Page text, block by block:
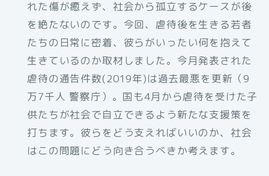
れた傷が癒えず、社会から孤立するケースが後
を絶たないのです。今回、虐待後を生きる若者
たちの日常に密着、彼らがいったい何を抱えて
生きているのか取材しました。今月発表された
虐待の通告件数(2019年)は過去最悪を更新（9
万7千人 警察庁）。国も4月から虐待を受けた子
供たちが社会で自立できるよう新たな支援策を
打ちます。彼らをどう支えればいいのか、社会
はこの問題にどう向き合うべきか考えます。